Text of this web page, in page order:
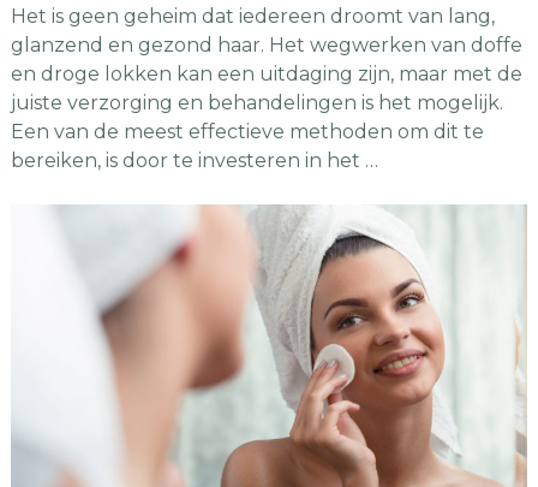
Het is geen geheim dat iedereen droomt van lang,
glanzend en gezond haar. Het wegwerken van doffe
en droge lokken kan een uitdaging zijn, maar met de
juiste verzorging en behandelingen is het mogelijk.
Een van de meest effectieve methoden om dit te
bereiken, is door te investeren in het …